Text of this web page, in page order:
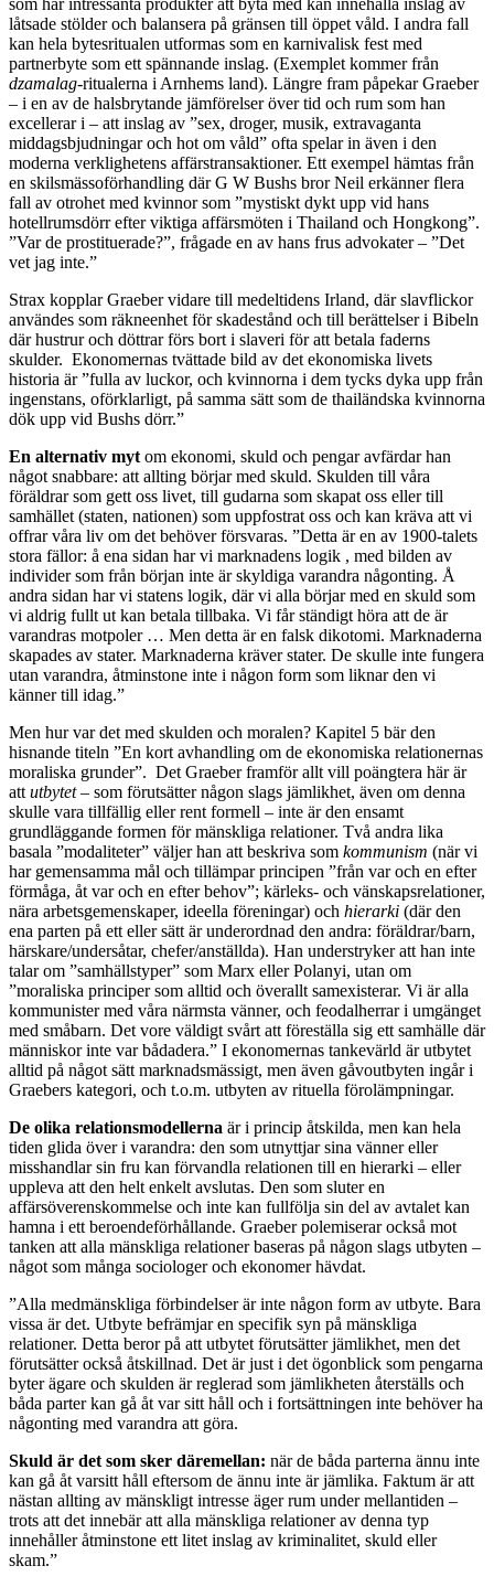
som har intressanta produkter att byta med kan innehålla inslag av
låtsade stölder och balansera på gränsen till öppet våld. I andra fall
kan hela bytesritualen utformas som en karnivalisk fest med
partnerbyte som ett spännande inslag. (Exemplet kommer från
dzamalag-ritualerna i Arnhems land). Längre fram påpekar Graeber
– i en av de halsbrytande jämförelser över tid och rum som han
excellerar i – att inslag av ”sex, droger, musik, extravaganta
middagsbjudningar och hot om våld” ofta spelar in även i den
moderna verklighetens affärstransaktioner. Ett exempel hämtas från
en skilsmässoförhandling där G W Bushs bror Neil erkänner flera
fall av otrohet med kvinnor som ”mystiskt dykt upp vid hans
hotellrumsdörr efter viktiga affärsmöten i Thailand och Hongkong”.
”Var de prostituerade?”, frågade en av hans frus advokater – ”Det
vet jag inte.”
Strax kopplar Graeber vidare till medeltidens Irland, där slavflickor
användes som räkneenhet för skadestånd och till berättelser i Bibeln
där hustrur och döttrar förs bort i slaveri för att betala faderns
skulder. Ekonomernas tvättade bild av det ekonomiska livets
historia är ”fulla av luckor, och kvinnorna i dem tycks dyka upp från
ingenstans, oförklarligt, på samma sätt som de thailändska kvinnorna
dök upp vid Bushs dörr.”
En alternativ mytom ekonomi, skuld och pengar avfärdar han
något snabbare: att allting börjar med skuld. Skulden till våra
föräldrar som gett oss livet, till gudarna som skapat oss eller till
samhället (staten, nationen) som uppfostrat oss och kan kräva att vi
offrar våra liv om det behöver försvaras. ”Detta är en av 1900-talets
stora fällor: å ena sidan har vi marknadens logik , med bilden av
individer som från början inte är skyldiga varandra någonting. Å
andra sidan har vi statens logik, där vi alla börjar med en skuld som
vi aldrig fullt ut kan betala tillbaka. Vi får ständigt höra att de är
varandras motpoler … Men detta är en falsk dikotomi. Marknaderna
skapades av stater. Marknaderna kräver stater. De skulle inte fungera
utan varandra, åtminstone inte i någon form som liknar den vi
känner till idag.”
Men hur var det med skulden och moralen? Kapitel 5 bär den
hisnande titeln ”En kort avhandling om de ekonomiska relationernas
moraliska grunder”. Det Graeber framför allt vill poängtera här är
attutbytet– som förutsätter någon slags jämlikhet, även om denna
skulle vara tillfällig eller rent formell – inte är den ensamt
grundläggande formen för mänskliga relationer. Två andra lika
basala ”modaliteter” väljer han att beskriva som kommunism (när vi
har gemensamma mål och tillämpar principen ”från var och en efter
förmåga, åt var och en efter behov”; kärleks- och vänskapsrelationer,
nära arbetsgemenskaper, ideella föreningar) och hierarki (där den
ena parten på ett eller sätt är underordnad den andra: föräldrar/barn,
härskare/undersåtar, chefer/anställda). Han understryker att han inte
talar om ”samhällstyper” som Marx eller Polanyi, utan om
”moraliska principer som alltid och överallt samexisterar. Vi är alla
kommunister med våra närmsta vänner, och feodalherrar i umgänget
med småbarn. Det vore väldigt svårt att föreställa sig ett samhälle där
människor inte var bådadera.” I ekonomernas tankevärld är utbytet
alltid på något sätt marknadsmässigt, men även gåvoutbyten ingår i
Graebers kategori, och t.o.m. utbyten av rituella förolämpningar.
De olika relationsmodellerna är i princip åtskilda, men kan hela
tiden glida över i varandra: den som utnyttjar sina vänner eller
misshandlar sin fru kan förvandla relationen till en hierarki – eller
uppleva att den helt enkelt avslutas. Den som sluter en
affärsöverenskommelse och inte kan fullfölja sin del av avtalet kan
hamna i ett beroendeförhållande. Graeber polemiserar också mot
tanken att alla mänskliga relationer baseras på någon slags utbyten –
något som många sociologer och ekonomer hävdat.
”Alla medmänskliga förbindelser är inte någon form av utbyte. Bara
vissa är det. Utbyte befrämjar en specifik syn på mänskliga
relationer. Detta beror på att utbytet förutsätter jämlikhet, men det
förutsätter också åtskillnad. Det är just i det ögonblick som pengarna
byter ägare och skulden är reglerad som jämlikheten återställs och
båda parter kan gå åt var sitt håll och i fortsättningen inte behöver ha
någonting med varandra att göra.
Skuld är det som sker däremellan: när de båda parterna ännu inte
kan gå åt varsitt håll eftersom de ännu inte är jämlika. Faktum är att
nästan allting av mänskligt intresse äger rum under mellantiden –
trots att det innebär att alla mänskliga relationer av denna typ
innehåller åtminstone ett litet inslag av kriminalitet, skuld eller
skam.”